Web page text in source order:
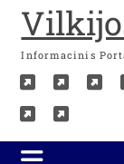
Informacinis
Kursai
Verslas